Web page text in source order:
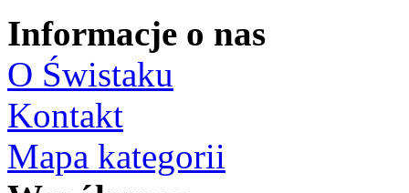
Informacje o nas
O Świstaku
Kontakt
Mapa kategorii